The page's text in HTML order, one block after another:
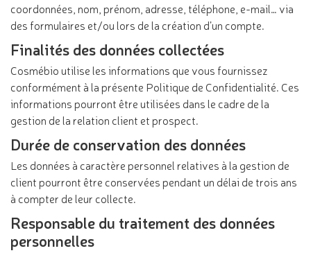
coordonnées, nom, prénom, adresse, téléphone, e-mail… via
des formulaires et/ou lors de la création d’un compte.
Finalités des données collectées
Cosmébio utilise les informations que vous fournissez
conformément à la présente Politique de Confidentialité. Ces
informations pourront être utilisées dans le cadre de la
gestion de la relation client et prospect.
Durée de conservation des données
Les données à caractère personnel relatives à la gestion de
client pourront être conservées pendant un délai de trois ans
à compter de leur collecte.
Responsable du traitement des données
personnelles